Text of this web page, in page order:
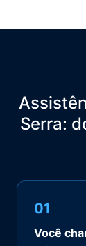
Serra:
01
Você